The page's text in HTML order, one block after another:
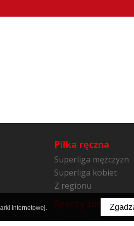
Piłka ręczna
Superliga mężczyzn
Superliga kobiet
Z regionu
Sporty zimowe
Sporty inne
internetowej.